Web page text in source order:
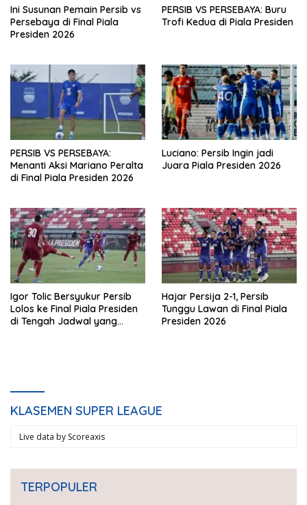
Ini Susunan Pemain Persib vs
Persebaya di Final Piala
Presiden 2026
PERSIB VS PERSEBAYA: Buru
Trofi Kedua di Piala Presiden
PERSIB VS PERSEBAYA:
Menanti Aksi Mariano Peralta
di Final Piala Presiden 2026
Luciano: Persib Ingin jadi
Juara Piala Presiden 2026
Igor Tolic Bersyukur Persib
Lolos ke Final Piala Presiden
di Tengah Jadwal yang
Hajar Persija 2-1, Persib
Tunggu Lawan di Final Piala
Presiden 2026
KLASEMEN SUPER LEAGUE
Live data by Scoreaxis
TERPOPULER